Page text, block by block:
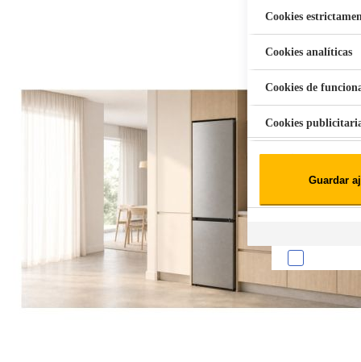
Aspiradora Quitamanchas 450W
Cookies
Cookies analíticas
Cookies de
Cookies
Guardar